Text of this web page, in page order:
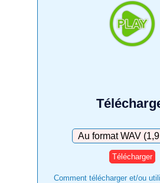
Télécharger
Comment télécharger et/ou